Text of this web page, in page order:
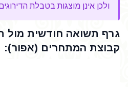
ולכן אינן מוצגות בטבלת
גרף תשואה חודשית מול
קבוצת המתחרים (אפור):